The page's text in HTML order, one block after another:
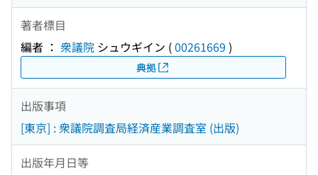
著者標目
編者 ： 衆議院 シュウギイン (00261669 )
典拠
出版事項
[東京] : 衆議院調査局経済産業調査室 (出版)
出版年月日等